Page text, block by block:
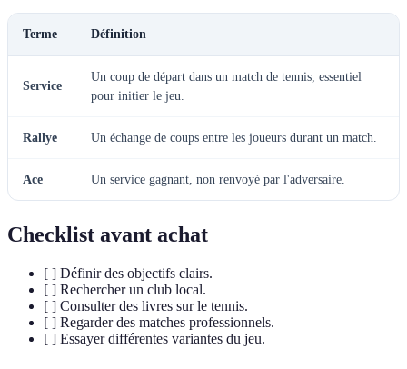
Terme Définition
Service
Un coup de départ dans un match de tennis, essentiel
pour initier le jeu.
Rallye Un échange de coups entre les joueurs durant un match.
Ace Un service gagnant, non renvoyé par l'adversaire.
Checklist avant achat
[ ] Définir des objectifs clairs.
[ ] Rechercher un club local.
[ ] Consulter des livres sur le tennis.
[ ] Regarder des matches professionnels.
[ ] Essayer différentes variantes du jeu.